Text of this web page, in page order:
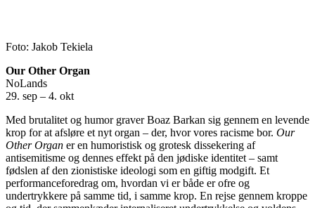
Foto: Jakob Tekiela
Our Other Organ
NoLands
29. sep – 4. okt
Med brutalitet og humor graver Boaz Barkan sig gennem en levende
krop for at afsløre et nyt organ – der, hvor vores racisme bor. Our
Other Organ er en humoristisk og grotesk dissekering af
antisemitisme og dennes effekt på den jødiske identitet – samt
fødslen af den zionistiske ideologi som en giftig modgift. Et
performanceforedrag om, hvordan vi er både er ofre og
undertrykkere på samme tid, i samme krop. En rejse gennem kroppe